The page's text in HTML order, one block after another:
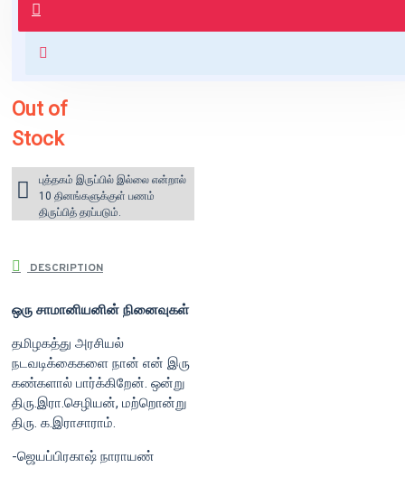
வைக்கப்படும்.
for orders above ₹1000 within
Out of
Stock
புத்தகம் இருப்பில் இல்லை என்றால்
10 தினங்களுக்குள் பணம்
திருப்பித் தரப்படும்.
DESCRIPTION
ஒரு சாமானியனின் நினைவுகள்
தமிழகத்து அரசியல்
நடவடிக்கைகளை நான் என் இரு
கண்களால் பார்க்கிறேன். ஒன்று
திரு.இரா.செழியன், மற்றொன்று
திரு. க.இராசாராம்.
-ஜெயப்பிரகாஷ் நாராயண்